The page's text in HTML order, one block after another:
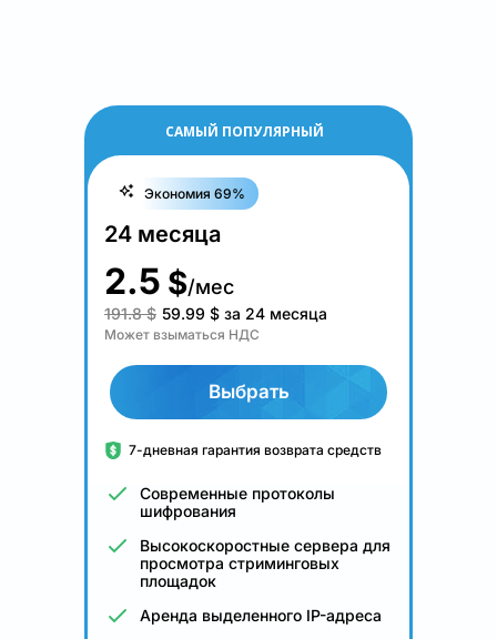
САМЫЙ ПОПУЛЯРНЫЙ
Экономия 69%
24 месяца
2.5 $/мес
191.8 $ 59.99 $ за 24 месяца
Может взыматься НДС
Выбрать
7-дневная гарантия возврата средств
Современные протоколы
шифрования
Высокоскоростные сервера для
просмотра стриминговых
площадок
Аренда выделенного IP-адреса